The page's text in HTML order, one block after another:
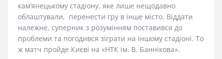
кам’янецькому стадіону, яке лише нещодавно
облаштували, перенести гру в інше місто. Віддати
належне, суперник з розумінням поставився до
проблеми та погодився зіграти на іншому стадіоні. То
ж матч пройде Києві на «НТК ім. В. Баннікова».